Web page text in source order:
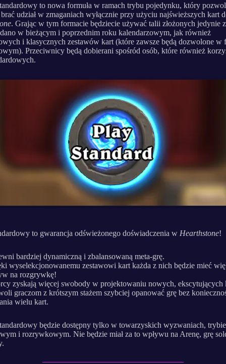
to nowa formuła w ramach trybu pojedynku, który
udział w zmaganiach wyłącznie przy użyciu najświeższych kart
. Grając w tym formacie będziecie używać talii złożonych jedynie
w bieżącym i poprzednim roku kalendarzowym, jak również
i klasycznych zestawów kart (które zawsze będą dozwolone w
Przeciwnicy będą dobierani spośród osób, które również
to gwarancja odświeżonego doświadczenia w Hearthstone!
bardziej dynamiczną i zbalansowaną meta-grę.
wyselekcjonowanemu zestawowi kart każda z nich będzie mieć
na rozgrywkę!
zyskają więcej swobody w projektowaniu nowych, ekscytujących
graczom z krótszym stażem szybciej opanować grę bez
wielu kart.
będzie dostępny tylko w towarzyskich wyzwaniach, trybie
i rozrywkowym. Nie będzie miał za to wpływu na Arenę, grę